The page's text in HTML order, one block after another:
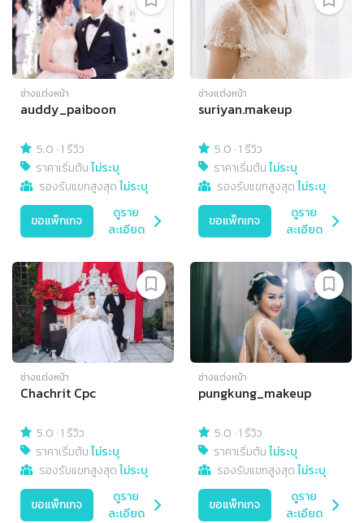
ช่างแต่งหน้า
auddy_paiboon
5.0 ·1 รีวิว
ราคาเริ่มต้นไม่ระบุ
รองรับแขกสูงสุดไม่ระบุ
ขอแพ็กเกจ
ดูราย
ละเอียด
ช่างแต่งหน้า
suriyan.makeup
5.0 ·1 รีวิว
ราคาเริ่มต้นไม่ระบุ
รองรับแขกสูงสุดไม่ระบุ
ขอแพ็กเกจ
ดูราย
ละเอียด
ช่างแต่งหน้า
Chachrit Cpc
5.0 ·1 รีวิว
ราคาเริ่มต้นไม่ระบุ
รองรับแขกสูงสุดไม่ระบุ
ขอแพ็กเกจ
ดูราย
ละเอียด
ช่างแต่งหน้า
pungkung_makeup
5.0 ·1 รีวิว
ราคาเริ่มต้นไม่ระบุ
รองรับแขกสูงสุดไม่ระบุ
ขอแพ็กเกจ
ดูราย
ละเอียด